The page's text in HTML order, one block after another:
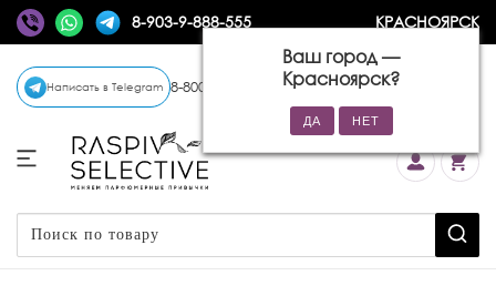
8-903-9-888-555 КРАСНОЯРСК
Ваш город —
Красноярск?
Написать в Telegram 8-800-770-72-34 (бесплатно)